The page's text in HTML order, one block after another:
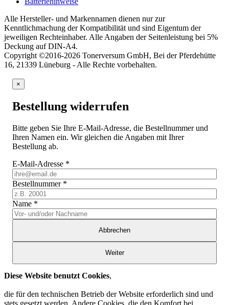
Alle Hersteller- und Markennamen dienen nur zur
Kenntlichmachung der Kompatibilität und sind Eigentum der
jeweiligen Rechteinhaber. Alle Angaben der Seitenleistung bei 5%
Deckung auf DIN-A4.
Copyright ©2016-2026 Tonerversum GmbH, Bei der Pferdehütte
16, 21339 Lüneburg - Alle Rechte vorbehalten.
×
Bestellung widerrufen
Bitte geben Sie Ihre E-Mail-Adresse, die Bestellnummer und
Ihren Namen ein. Wir gleichen die Angaben mit Ihrer
Bestellung ab.
E-Mail-Adresse *
Bestellnummer *
Name *
Abbrechen
Weiter
Diese Website benutzt Cookies,
die für den technischen Betrieb der Website erforderlich sind und
stets gesetzt werden. Andere Cookies, die den Komfort bei